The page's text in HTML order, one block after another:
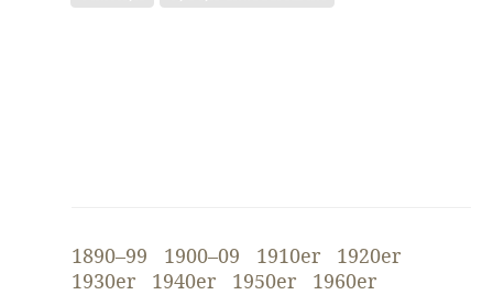
1890–99 1900–09 1910er
1920er
1930er
1940er 1950er
1960er